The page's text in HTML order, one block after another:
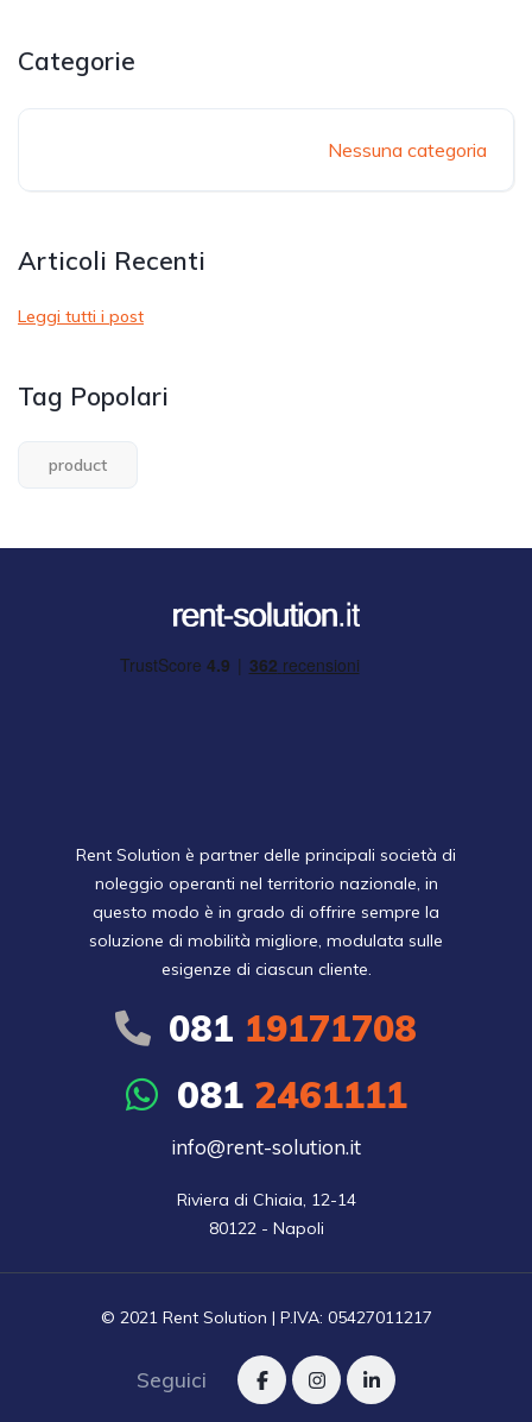
Categorie
Nessuna categoria
Articoli Recenti
Leggi tutti i post
Tag Popolari
product
Rent Solution è partner delle principali società di
noleggio operanti nel territorio nazionale, in
questo modo è in grado di offrire sempre la
soluzione di mobilità migliore, modulata sulle
esigenze di ciascun cliente.
081 19171708
0812461111
info@rent-solution.it
Riviera di Chiaia, 12-14
80122 - Napoli
© 2021 Rent Solution | P.IVA: 05427011217
Seguici